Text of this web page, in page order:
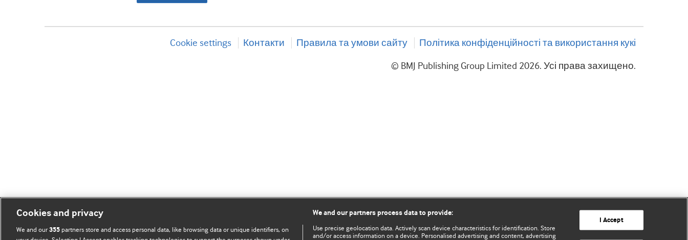
Cookie settings Контакти Правила та умови сайту Політика конфіденційності та використання кукі
© BMJ Publishing Group Limited 2026. Усі права захищено.
Cookies and privacy
We and our355 partners store and access personal data, like browsing data or unique identifiers, on
We and our partners process data to provide:
Use precise geolocation data. Actively scan device characteristics for identification. Store
and/or access information on a device. Personalised advertising and content, advertising
I Accept